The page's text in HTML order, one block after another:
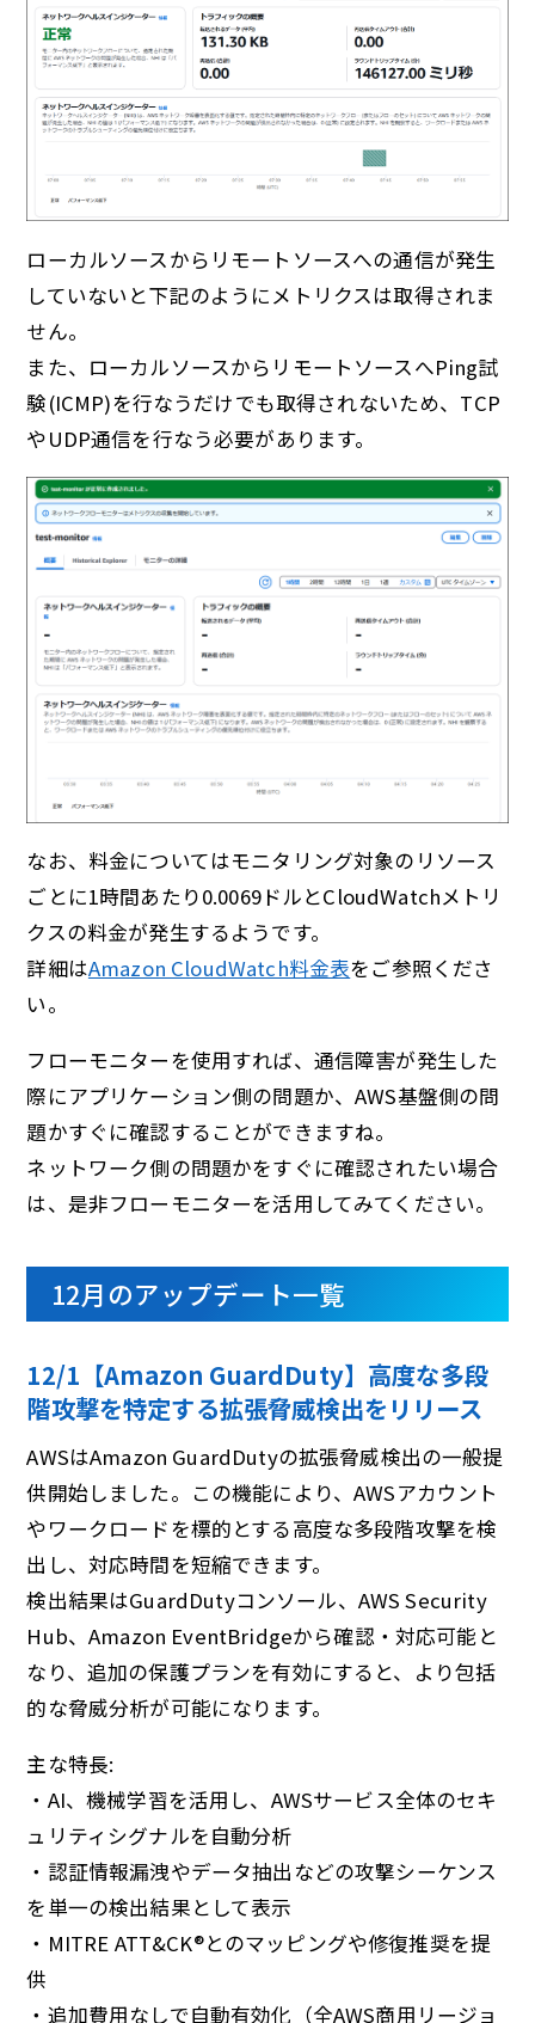
ローカルソースからリモートソースへの通信が発生
していないと下記のようにメトリクスは取得されま
せん。
また、ローカルソースからリモートソースへPing試
験(ICMP)を行なうだけでも取得されないため、TCP
やUDP通信を行なう必要があります。
なお、料金についてはモニタリング対象のリソース
ごとに1時間あたり0.0069ドルとCloudWatchメトリ
クスの料金が発生するようです。
詳細はAmazon CloudWatch料金表をご参照くださ
い。
フローモニターを使用すれば、通信障害が発生した
際にアプリケーション側の問題か、AWS基盤側の問
題かすぐに確認することができますね。
ネットワーク側の問題かをすぐに確認されたい場合
は、是非フローモニターを活用してみてください。
12月のアップデート一覧
12/1【Amazon GuardDuty】⾼度な多段
階攻撃を特定する拡張脅威検出をリリース
AWSはAmazon GuardDutyの拡張脅威検出の一般提
供開始しました。この機能により、AWSアカウント
やワークロードを標的とする高度な多段階攻撃を検
出し、対応時間を短縮できます。
検出結果はGuardDutyコンソール、AWS Security
Hub、Amazon EventBridgeから確認・対応可能と
なり、追加の保護プランを有効にすると、より包括
的な脅威分析が可能になります。
主な特長:
・AI、機械学習を活用し、AWSサービス全体のセキ
ュリティシグナルを自動分析
・認証情報漏洩やデータ抽出などの攻撃シーケンス
を単一の検出結果として表示
・MITRE ATT&CK®とのマッピングや修復推奨を提
供
・追加費用なしで自動有効化（全AWS商用リージョ